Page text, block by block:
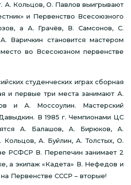
А. Кольцов, О. Павлов выигрывают
и Первенство Всесоюзного
а А. Грачёв, В. Самсонов, С.
Варичкин становится мастером
во Всесоюзном первенстве
студенческих играх сборная
и первые три места занимают А.
и А. Моссоулин. Мастерский
В 1985 г. Чемпионами ЦС
А. Балашов, А. Бирюков, А.
А. Буйлин, А. Толстых, О.
РСФСР В. Перепечин занимает 2
а экипаж «Кадета» В. Нефедов и
Первенстве СССР – вторые!